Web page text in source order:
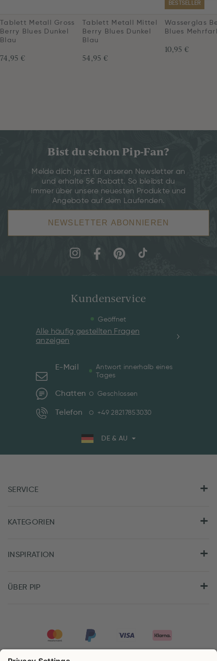
Tablett Metall Gross
Berry Blues Dunkel
Blau
74,95 €
Tablett Metall Mittel
Berry Blues Dunkel
Blau
54,95 €
BESTSELLER
Wasserglas
Blues
10,95 €
Bist du schon Pip-Fan?
Melde dich jetzt für unseren Newsletter an
und erhalte 5€ Rabatt. So bleibst du
immer über unsere neuesten Produkte und
Angebote auf dem Laufenden.
NEWSLETTER ABONNIEREN
Kundenservice
Geöffnet
Alle häufig gestellten Fragen
anzeigen
E-Mail
Antwort innerhalb eines
Tages
Chatten Geschlossen
Telefon +49 28217853030
DE & AU
SERVICE
KATEGORIEN
INSPIRATION
ÜBER PIP